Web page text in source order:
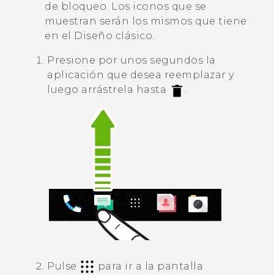
de bloqueo. Los iconos que se
muestran serán los mismos que tiene
en el
Diseño clásico.
Presione por unos segundos la
aplicación que desea reemplazar y
luego arrástrela hasta
.
Pulse
para ir a la pantalla